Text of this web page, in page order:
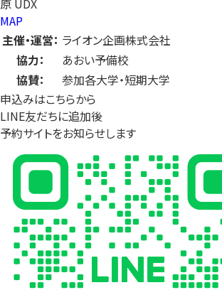
MAP
主催・運営： ライオン企画株式会社
協力：
あおい予備校
協賛：
参加各大学・短期大学
申込みはこちらから
LINE友だちに追加後
予約サイトをお知らせします